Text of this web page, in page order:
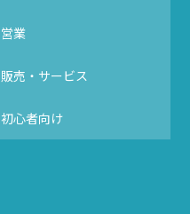
営業
販売・サービス
初心者向け